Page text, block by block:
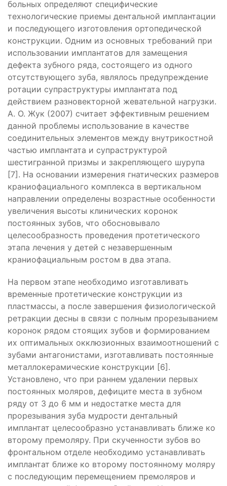
больных определяют специфические
технологические приемы дентальной имплантации
и последующего изготовления ортопедической
конструкции. Одним из основных требований при
использовании имплантатов для замещения
дефекта зубного ряда, состоящего из одного
отсутствующего зуба, являлось предупреждение
ротации супраструктуры имплантата под
действием разновекторной жевательной нагрузки.
А. О. Жук (2007) считает эффективным решением
данной проблемы использование в качестве
соединительных элементов между внутрикостной
частью имплантата и супраструктурой
шестигранной призмы и закрепляющего шурупа
[7]. На основании измерения гнатических размеров
краниофациального комплекса в вертикальном
направлении определены возрастные особенности
увеличения высоты клинических коронок
постоянных зубов, что обосновывало
целесообразность проведения протетического
этапа лечения у детей с незавершенным
краниофациальным ростом в два этапа.
На первом этапе необходимо изготавливать
временные протетические конструкции из
пластмассы, а после завершения физиологической
ретракции десны в связи с полным прорезыванием
коронок рядом стоящих зубов и формированием
их оптимальных окклюзионных взаимоотношений с
зубами антагонистами, изготавливать постоянные
металлокерамические конструкции [6].
Установлено, что при раннем удалении первых
постоянных моляров, дефиците места в зубном
ряду от 3 до 6 мм и недостатке места для
прорезывания зуба мудрости дентальный
имплантат целесообразно устанавливать ближе ко
второму премоляру. При скученности зубов во
фронтальном отделе необходимо устанавливать
имплантат ближе ко второму постоянному моляру
с последующим перемещением премоляров и